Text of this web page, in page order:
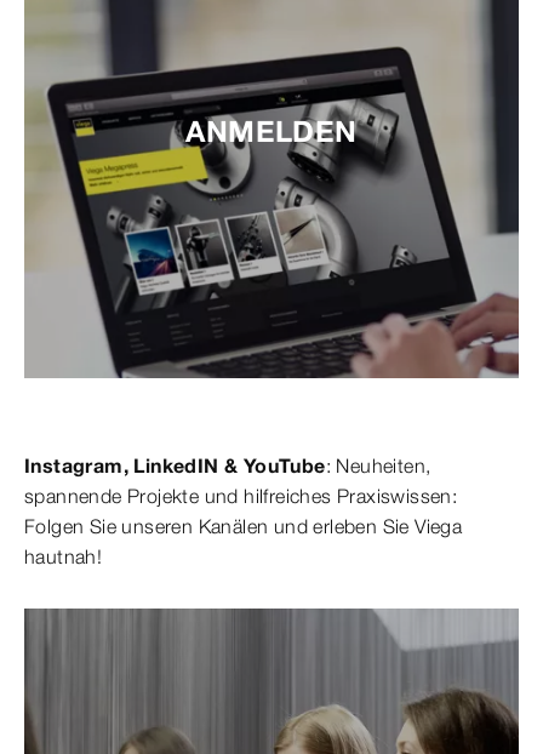
ANMELDEN
Instagram, LinkedIN & YouTube: Neuheiten,
spannende Projekte und hilfreiches Praxiswissen:
Folgen Sie unseren Kanälen und erleben Sie Viega
hautnah!